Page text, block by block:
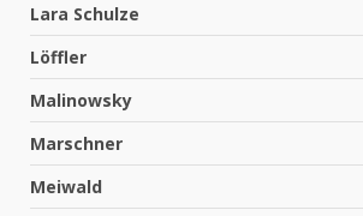
Lara Schulze
Löffler
Malinowsky
Marschner
Meiwald